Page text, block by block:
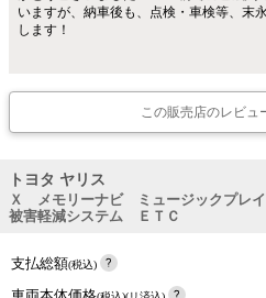
いますが、納車後も、点検・車検等、末
します！
この販売店のレビュ
トヨタ ヤリス
Ｘ メモリーナビ ミュージックプレ
被害軽減システム ＥＴＣ
支払総額(税込)